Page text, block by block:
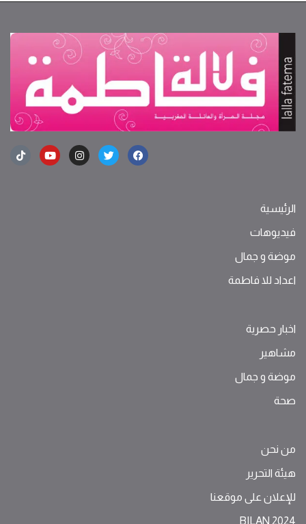
الرئيسية
فيديوهات
موضة ‫و‬ ‫‬‫جمال‬
اعداد للا فاطمة
اخبار حصرية
مشاهير
موضة ‫و‬ ‫‬‫جمال‬
صحة
من نحن
هيئة التحرير
للإعلان على موقعنا
BILAN 2024